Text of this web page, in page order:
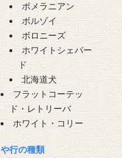
ポメラニアン
ボルゾイ
ボロニーズ
ホワイトシェパー
ド
北海道犬
フラットコーテッ
ド・レトリーバ
ホワイト・コリー
や行の種類